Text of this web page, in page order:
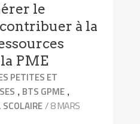
le
à la
PME
PETITES ET
, BTS GPME ,
/ 8 MARS